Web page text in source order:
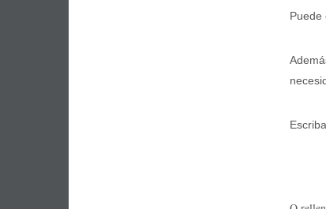
Puede